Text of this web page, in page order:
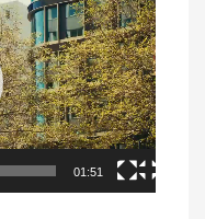
01:51